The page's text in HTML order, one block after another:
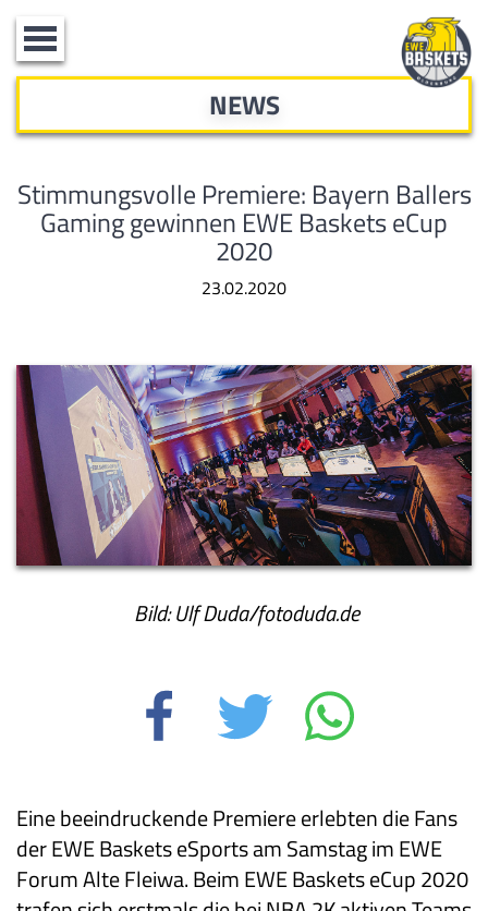
Toggle
navigation
NEWS
Stimmungsvolle Premiere: Bayern Ballers
Gaming gewinnen EWE Baskets eCup
2020
23.02.2020
Bild: Ulf Duda/fotoduda.de
Eine beeindruckende Premiere erlebten die Fans
der EWE Baskets eSports am Samstag im EWE
Forum Alte Fleiwa. Beim EWE Baskets eCup 2020